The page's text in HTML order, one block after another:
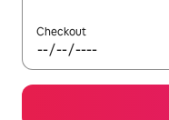
Checkout